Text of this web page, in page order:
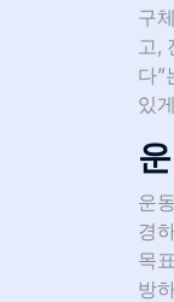
구
고,
다”
있
운
경
목
방